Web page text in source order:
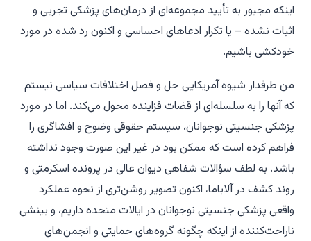
اینکه مجبور به تأیید مجموعه‌ای از درمان‌های پزشکی تجربی و
اثبات نشده – یا تکرار ادعاهای احساسی و اکنون رد شده در مورد
خودکشی باشیم.
من طرفدار شیوه آمریکایی حل و فصل اختلافات سیاسی نیستم
که آنها را به سلسله‌ای از قضات فزاینده محول می‌کند. اما در مورد
پزشکی جنسیتی نوجوانان، سیستم حقوقی وضوح و افشاگری را
فراهم کرده است که ممکن بود در غیر این صورت وجود نداشته
باشد. به لطف سؤالات شفاهی دیوان عالی در پرونده اسکرمتی و
روند کشف در آلاباما، اکنون تصویر روشن‌تری از نحوه عملکرد
واقعی پزشکی جنسیتی نوجوانان در ایالات متحده داریم، و بینشی
ناراحت‌کننده از اینکه چگونه گروه‌های حمایتی و انجمن‌های